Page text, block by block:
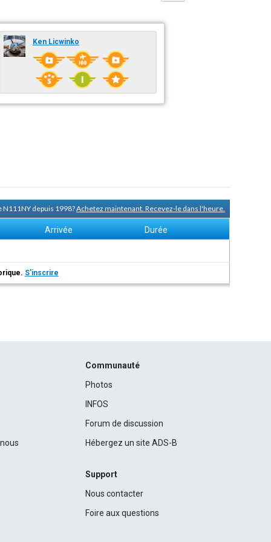
Ken Licwinko
depuis 1998?Achetez maintenant. Recevez-le dans l'heure.
Arrivée Durée
S'inscrire
Communauté
Photos
INFOS
Forum de discussion
Hébergez un site ADS-B
Support
Nous contacter
Foire aux questions